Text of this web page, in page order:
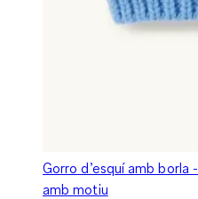
Gorro d’esquí amb borla -
amb motiu